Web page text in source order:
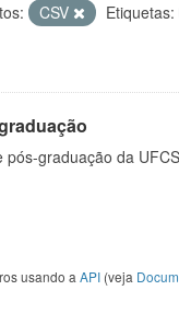
CSV Etiquetas:
graduação da
usando a API (veja